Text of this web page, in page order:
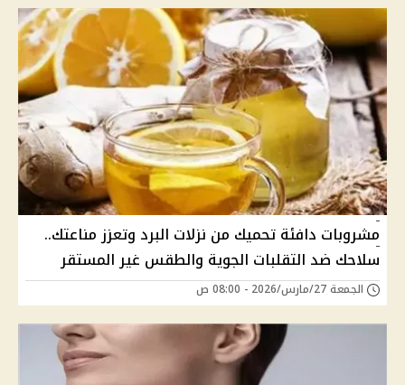
مشروبات دافئة تحميك من نزلات البرد وتعزز مناعتك..
سلاحك ضد التقلبات الجوية والطقس غير المستقر
الجمعة 27/مارس/2026 - 08:00 ص